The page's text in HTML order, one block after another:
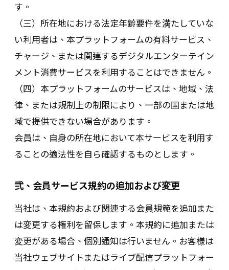
す。
（三）所在地における法定年齢要件を満たしていな
い利用者は、本プラットフォームの有料サービス、
チャージ、または関連するデジタルエンターテイン
メント消費サービスを利用することはできません。
（四）本プラットフォームのサービスは、地域、法
律、または規制上の制限により、一部の国または地
域で提供できない場合があります。
会員は、自身の所在地において本サービスを利用す
ることの適法性を自ら確認するものとします。
弐、会員サービス規約の追加および変更
当社は、本規約および関連する会員規範を追加また
は変更する権利を留保します。本規約に追加または
変更がある場合、個別通知は行いません。お客様は
当社ウェブサイトまたはライブ配信プラットフォー